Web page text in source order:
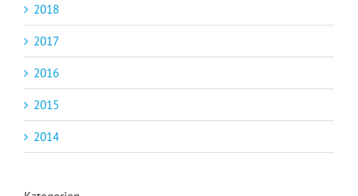
2018
2017
2016
2015
2014